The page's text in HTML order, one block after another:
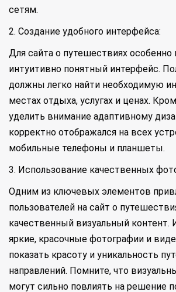
сетям.
2. Создание удобного интерфейса:
Для сайта о путешествиях
интуитивно понятный интерфейс.
должны легко найти необходимую
местах отдыха, услугах и ценах.
уделить внимание адаптивному
корректно отображался на всех
мобильные телефоны и планшеты.
3. Использование качественных
Одним из ключевых элементов
пользователей на сайт о
качественный визуальный контент.
яркие, красочные фотографии и
показать красоту и уникальность
направлений. Помните, что
могут сильно повлиять на решение